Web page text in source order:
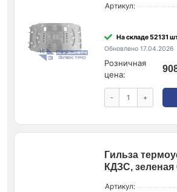
Артикул:
На складе 52131
Обновлено 17.04.2026
Розничная
цена:
- +
Гильза
КДЗС,
Артикул: